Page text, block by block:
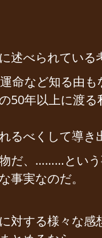
述べられている
命など知る由も
50年以上に渡る
るべくして導き
だ、………という
事実なのだ。
対する様々な感